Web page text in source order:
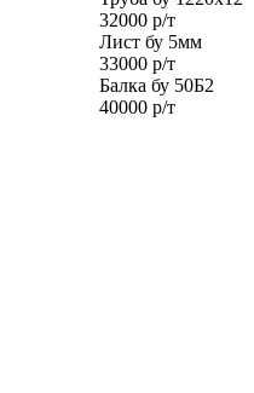
32000 р/т
Лист бу 5мм
33000 р/т
Балка бу 50Б2
40000 р/т